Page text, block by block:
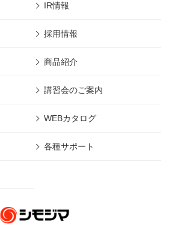
IR情報
採用情報
商品紹介
講習会のご案内
WEBカタログ
各種サポート